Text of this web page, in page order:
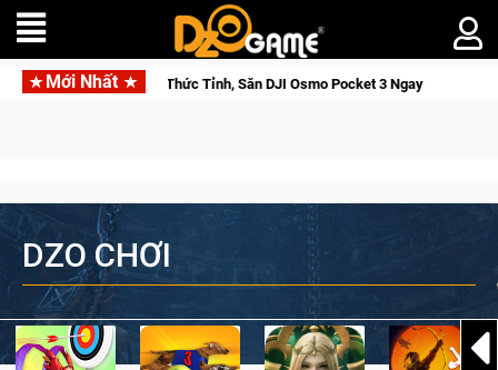
Mới Nhất
DJI Osmo Pocket 3 Ngay Hôm Nay Lineage W – Quyền
DZO CHƠI